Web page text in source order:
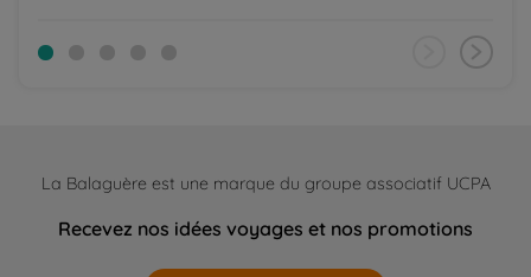
La Balaguère est une marque du groupe associatif UCPA
Recevez nos idées voyages et nos promotions